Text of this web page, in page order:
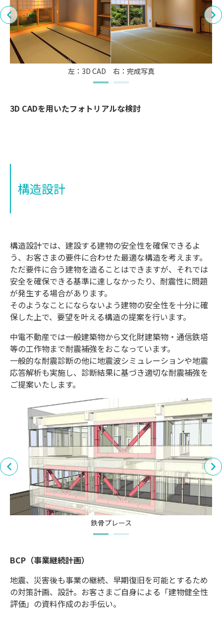
左：3D CAD 右：完成写真
3D CADを用いたフォトリアルな検討
構造設計
構造設計では、建設する建物の安全性を確保できるよ
う、お客さまの要件に合わせた最適な構造を考えます。
ただ要件に合う建物を造ることはできますが、それでは
安全を確保できる基準に達しなかったり、耐震性に問題
が発生する場合があります。
そのようなことにならないよう建物の安全性を十分に確
保した上で、要望を叶える構造の提案を行います。
中電不動産では一般建築物から文化財建築物・通信鉄塔
等の工作物まで耐震補強をおこなっています。
一般的な耐震診断の他に地震波シミュレーションや地震
応答解析も実施し、診断結果に基づき適切な耐震補強を
ご提案いたします。
鉄骨プレース
BCP（事業継続計画）
地震、災害後も事業の継続、早期復旧を可能とするため
の対策計画、設計。お客さまご自身による「建物健全性
評価」の資料作成のお手伝い。